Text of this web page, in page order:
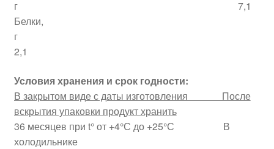
г 7,1
Белки,
г
2,1
Условия хранения и срок годности:
В закрытом виде с даты изготовления После
вскрытия упаковки продукт хранить
36 месяцев при t° от +4°С до +25°С В
холодильнике